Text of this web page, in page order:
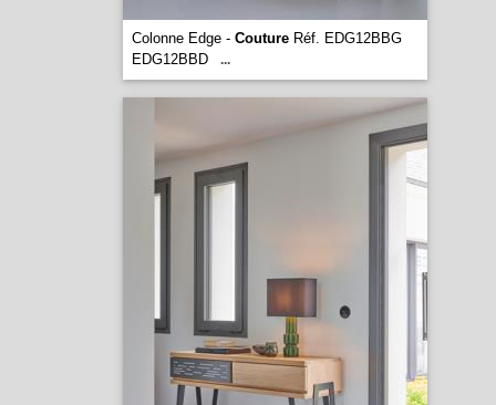
Colonne Edge - CoutureRéf. EDG12BBG
EDG12BBD
...